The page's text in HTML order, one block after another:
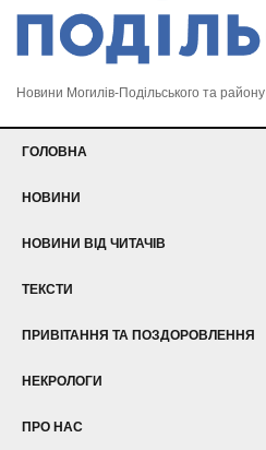
Новини Могилів-Подільського та району
ГОЛОВНА
НОВИНИ
НОВИНИ ВІД ЧИТАЧІВ
ТЕКСТИ
ПРИВІТАННЯ ТА ПОЗДОРОВЛЕННЯ
НЕКРОЛОГИ
ПРО НАС